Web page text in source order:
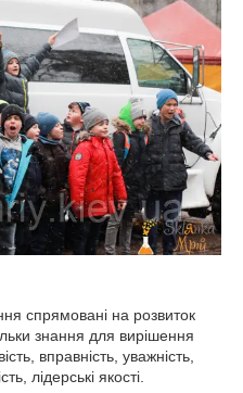
спрямовані на розвиток
знання для вирішення
вправність, уважність,
лідерські якості.